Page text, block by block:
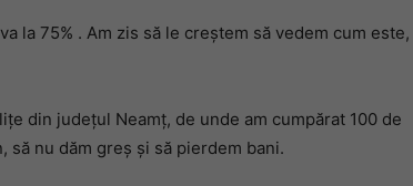
la 75% . Am zis să le creştem să vedem cum este,
din judeţul Neamţ, de unde am cumpărat 100 de
să nu dăm greş şi să pierdem bani.